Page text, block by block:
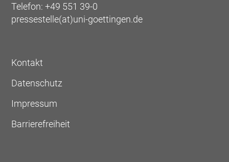
Telefon: +49 551 39-0
pressestelle(at)uni-goettingen.de
Kontakt
Datenschutz
Impressum
Barrierefreiheit